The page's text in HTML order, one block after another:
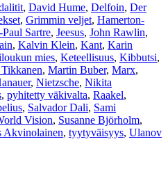
, David Hume, Delfoin, Der
, Grimmin veljet, Hamerton-
Paul Sartre, Jeesus, John Rawlin,
, Kalvin Klein, Kant, Karin
mies, Keteellisuus, Kibbutsi,
, Martin Buber, Marx,
, Nietzsche, Nikita
, pyhitetty väkivalta, Raakel,
, Salvador Dali, Sami
Vision, Susanne Björholm,
Akvinolainen, tyytyväisyys, Ulanov